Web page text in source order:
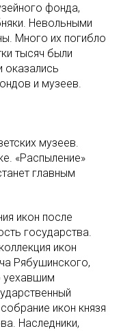
фонда,
Невольными
Много их погибло
тысяч были
оказались
и музеев.
музеев.
«Распыление»
главным
икон после
государства.
икон
Рябушинского,
уехавшим
икон князя
Наследники,